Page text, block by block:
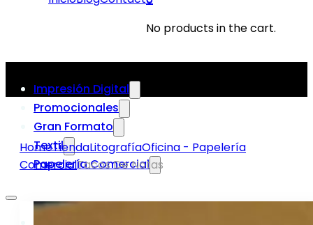
No products in the cart.
Impresión Digital
Promocionales
Gran Formato
Textil
Papelería Comercial
HomeTiendaLitografíaOficina - Papelería
ComercialTacos De Notas